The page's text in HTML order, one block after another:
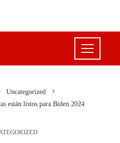
Uncategorized
están listos para Biden 2024